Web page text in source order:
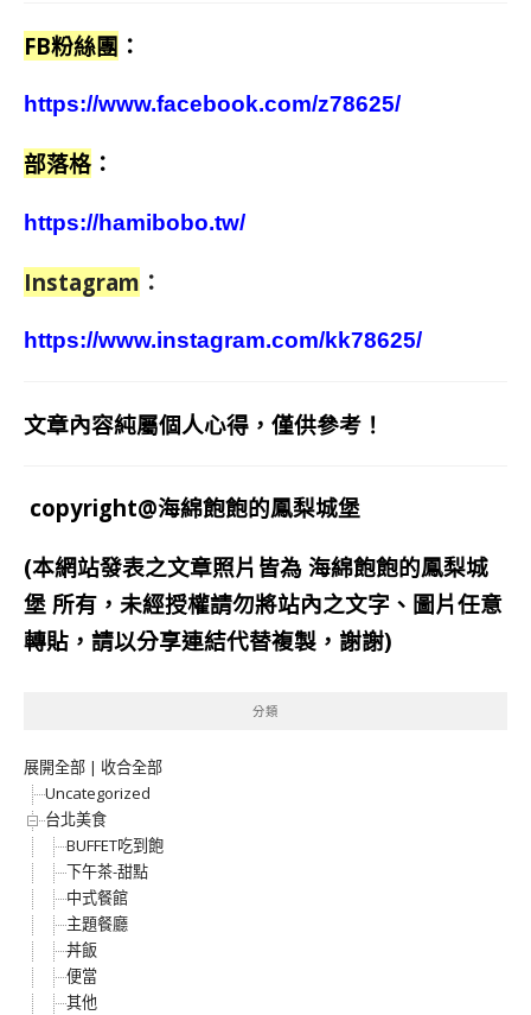
FB粉絲團 ：
https://www.facebook.com/z78625/
部落格 ：
https://hamibobo.tw/
Instagram ：
https://www.instagram.com/kk78625/
文章內容純屬個人心得，僅供參考！
copyright@海綿飽飽的鳳梨城堡
(本網站發表之文章照片皆為 海綿飽飽的鳳梨城
堡 所有，未經授權請勿將站內之文字、圖片任意
轉貼，請以分享連結代替複製，謝謝)
分類
展開全部 | 收合全部
Uncategorized
台北美食
BUFFET吃到飽
下午茶-甜點
中式餐館
主題餐廳
丼飯
便當
其他